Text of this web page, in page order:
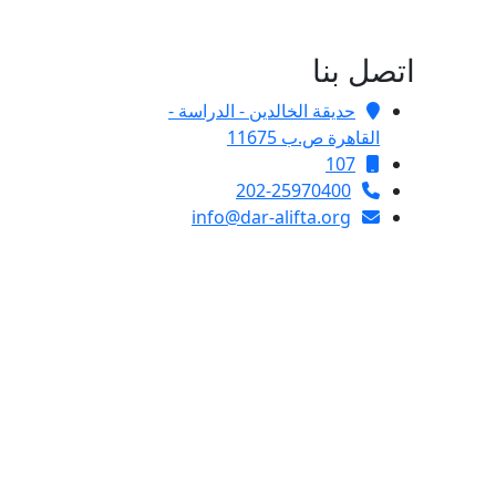
اتصل بنا
حديقة الخالدين - الدراسة -
القاهرة ص.ب 11675
107
202-25970400
info@dar-alifta.org